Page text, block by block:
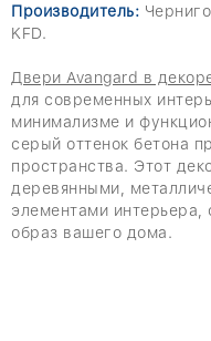
Производитель:
KFD.
Двери Avangard в
для современных
минимализме и
серый оттенок бетона
пространства. Этот
деревянными,
элементами интерьера,
образ вашего дома.